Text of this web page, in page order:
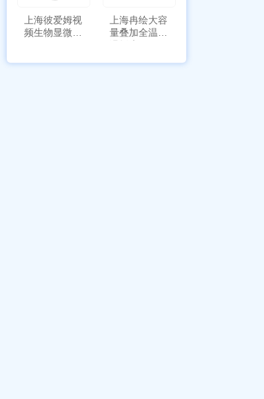
上海彼爱姆视
频生物显微镜
上海冉绘大容
量叠加全温恒